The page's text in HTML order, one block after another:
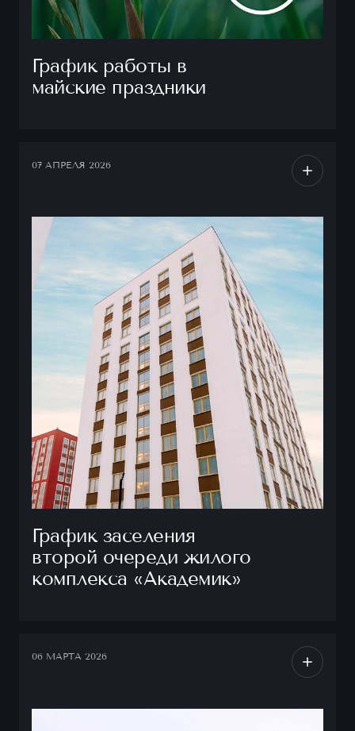
График работы в
майские праздники
07 АПРЕЛЯ 2026
График заселения
второй очереди жилого
комплекса «Академик»
06 МАРТА 2026